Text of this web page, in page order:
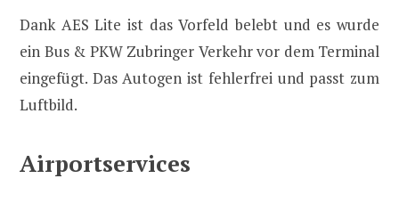
Dank AES Lite ist das Vorfeld belebt und es wurde
ein Bus & PKW Zubringer Verkehr vor dem Terminal
eingefügt. Das Autogen ist fehlerfrei und passt zum
Luftbild.
Airportservices